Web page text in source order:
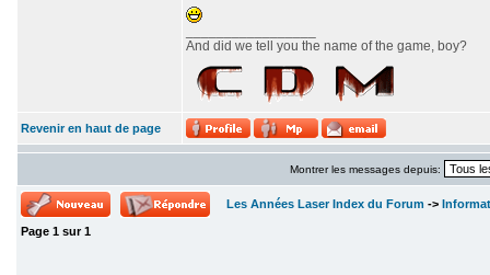
And did we tell you the name of the game, boy?
Revenir en haut de page
Montrer les messages depuis:
Les Années Laser Index du Forum ->
Page 1 sur1